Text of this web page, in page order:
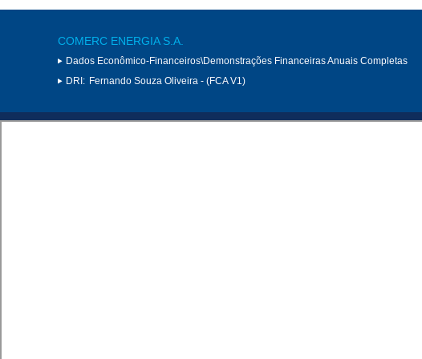
COMERC ENERGIA S.A.
Dados Econômico-Financeiros\Demonstrações Financeiras Anuais Completas
DRI: Fernando Souza Oliveira - (FCA V1)